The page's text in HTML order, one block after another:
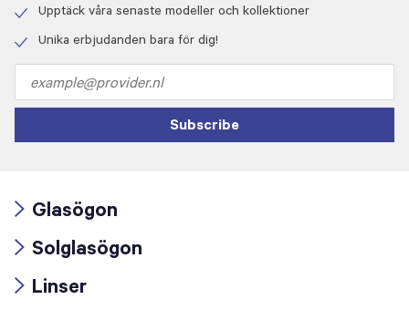
icon
icon
Upptäck våra senaste modeller och kollektioner
Unika erbjudanden bara för dig!
address
Subscribe
icon
Glasögon
icon
Solglasögon
Linser